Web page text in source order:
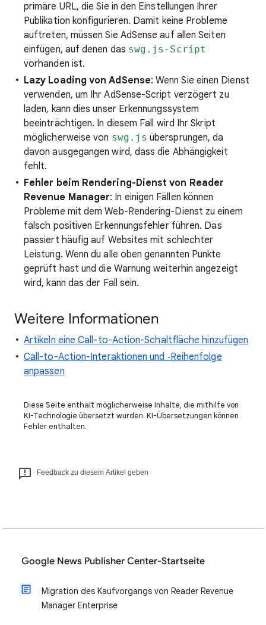
primäre URL, die Sie in den Einstellungen Ihrer
Publikation konfigurieren. Damit keine Probleme
auftreten, müssen Sie AdSense auf allen Seiten
einfügen, auf denen das swg.js-Script
vorhanden ist.
Lazy Loading von AdSense: Wenn Sie einen Dienst
verwenden, um Ihr AdSense-Script verzögert zu
laden, kann dies unser Erkennungssystem
beeinträchtigen. In diesem Fall wird Ihr Skript
möglicherweise von swg.js übersprungen, da
davon ausgegangen wird, dass die Abhängigkeit
fehlt.
Fehler beim Rendering-Dienst von Reader
Revenue Manager: In einigen Fällen können
Probleme mit dem Web-Rendering-Dienst zu einem
falsch positiven Erkennungsfehler führen. Das
passiert häufig auf Websites mit schlechter
Leistung. Wenn du alle oben genannten Punkte
geprüft hast und die Warnung weiterhin angezeigt
wird, kann das der Fall sein.
Weitere Informationen
Artikeln eine Call-to-Action-Schaltfläche hinzufügen
Call-to-Action-Interaktionen und ‑Reihenfolge
anpassen
Diese Seite enthält möglicherweise Inhalte, die mithilfe von
KI-Technologie übersetzt wurden. KI-Übersetzungen können
Fehler enthalten.
Feedback zu diesem Artikel geben
Google News Publisher Center-Startseite
Migration des Kaufvorgangs von Reader Revenue
Manager Enterprise